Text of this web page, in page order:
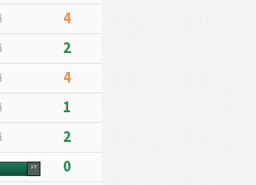
4
2
4
1
2
FT 0